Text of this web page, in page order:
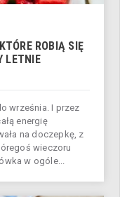
ROBIĄ SIĘ
LETNIE
września. I przez
energię
na doczepkę, z
wieczoru
w ogóle...